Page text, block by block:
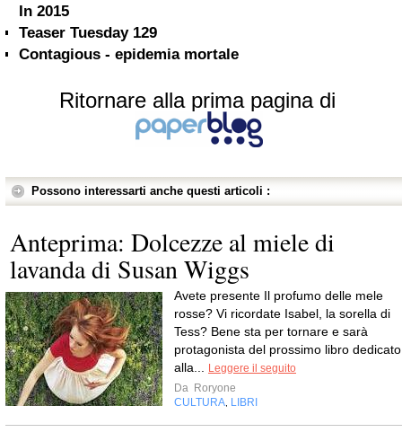
In 2015
Teaser Tuesday 129
Contagious - epidemia mortale
Ritornare alla prima pagina di
Possono interessarti anche questi articoli :
Anteprima: Dolcezze al miele di
lavanda di Susan Wiggs
Avete presente Il profumo delle mele
rosse? Vi ricordate Isabel, la sorella di
Tess? Bene sta per tornare e sarà
protagonista del prossimo libro dedicato
alla... Leggere il seguito
Da Roryone
CULTURA, LIBRI